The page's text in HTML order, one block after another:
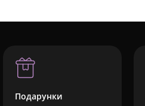
Подарунки